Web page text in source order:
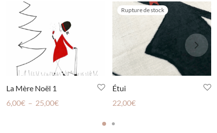
La Mère Noël 1
6,00€ – 25,00€Plage
Rupture de stock
Étui
22,00€